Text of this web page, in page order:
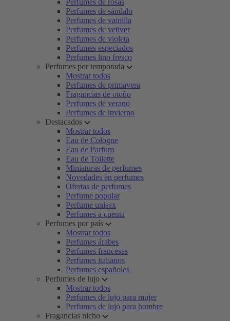
Perfumes de rosas
Perfumes de sándalo
Perfumes de vainilla
Perfumes de vetiver
Perfumes de violeta
Perfumes especiados
Perfumes lino fresco
Perfumes por temporada
Mostrar todos
Perfumes de primavera
Fragancias de otoño
Perfumes de verano
Perfumes de invierno
Destacados
Mostrar todos
Eau de Cologne
Eau de Parfum
Eau de Toilette
Miniaturas de perfumes
Novedades en perfumes
Ofertas de perfumes
Perfume popular
Perfume unisex
Perfumes a cuenta
Perfumes por país
Mostrar todos
Perfumes árabes
Perfumes franceses
Perfumes italianos
Perfumes españoles
Perfumes de lujo
Mostrar todos
Perfumes de lujo para mujer
Perfumes de lujo para hombre
Fragancias nicho